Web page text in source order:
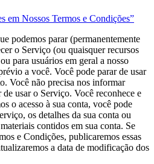
em Nossos Termos e Condições”
podemos parar (permanentemente
o Serviço (ou quaisquer recursos
para usuários em geral a nosso
a você. Você pode parar de usar
Você não precisa nos informar
usar o Serviço. Você reconhece e
o acesso à sua conta, você pode
os detalhes da sua conta ou
contidos em sua conta. Se
e Condições, publicaremos essas
a data de modificação dos